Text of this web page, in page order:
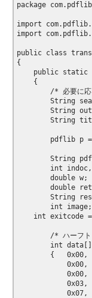
package
import
import
public class
{
public static
    {
/* 必要に応
String
String
String
pdflib p
String
int
        double w;
double
String
        int image;
int exitcode
/* ハーフト
int
{   0x00,
0x00,
0x00,
0x03,
0x07,